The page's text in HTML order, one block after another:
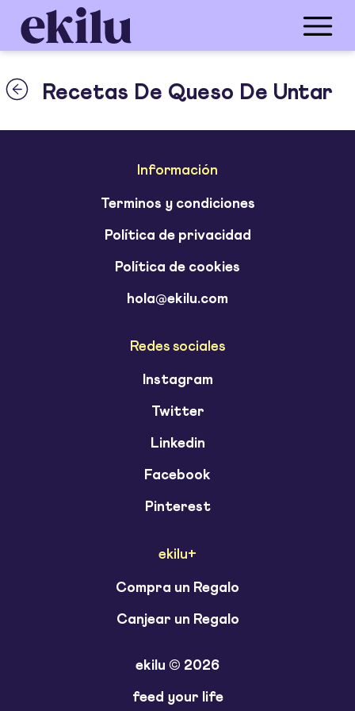
Recetas De Queso De Untar
Información
Terminos y condiciones
Política de privacidad
Política de cookies
hola@ekilu.com
Redes sociales
Instagram
Twitter
Linkedin
Facebook
Pinterest
ekilu+
Compra un Regalo
Canjear un Regalo
ekilu © 2026
feed your life